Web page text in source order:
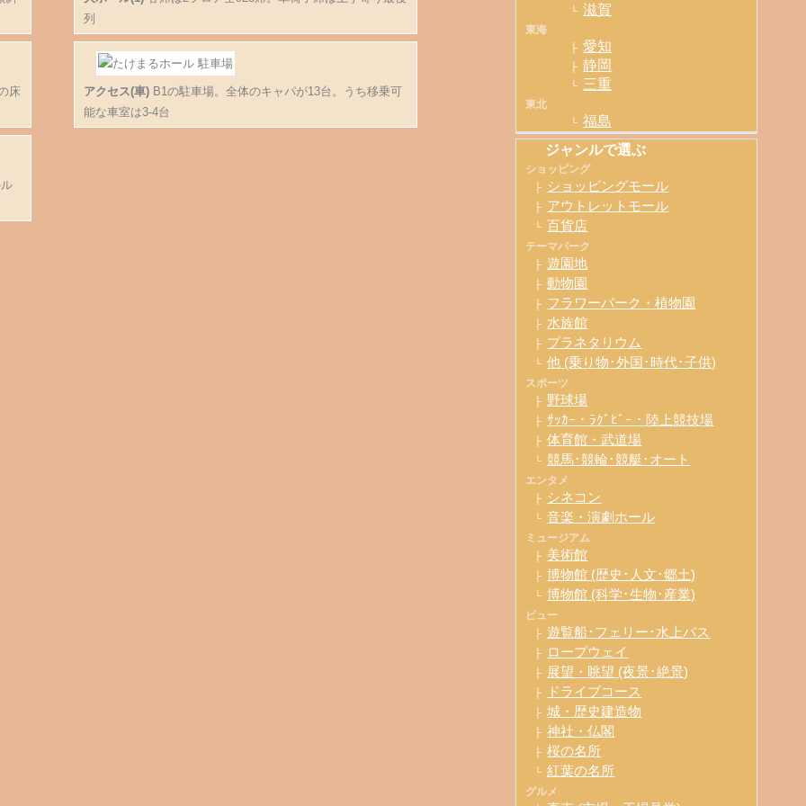
列
床 アクセス(車)B1の駐車場。全体のキャパが13台。うち移乗可
能な車室は3-4台
└ 滋賀
東海
├ 愛知
├ 静岡
└ 三重
東北
└ 福島
ジャンルで選ぶ
ショッピング
├ ショッピングモール
├ アウトレットモール
└ 百貨店
テーマパーク
├ 遊園地
├ 動物園
├ フラワーパーク・植物園
├ 水族館
├ プラネタリウム
└ 他 (乗り物･外国･時代･子供)
スポーツ
├ 野球場
├ ｻｯｶｰ・ﾗｸﾞﾋﾞｰ・陸上競技場
├ 体育館・武道場
└ 競馬･競輪･競艇･オート
エンタメ
├ シネコン
└ 音楽・演劇ホール
ミュージアム
├ 美術館
├ 博物館 (歴史･人文･郷土)
└ 博物館 (科学･生物･産業)
ビュー
├ 遊覧船･フェリー･水上バス
├ ロープウェイ
├ 展望・眺望 (夜景･絶景)
├ ドライブコース
├ 城・歴史建造物
├ 神社・仏閣
├ 桜の名所
└ 紅葉の名所
グルメ